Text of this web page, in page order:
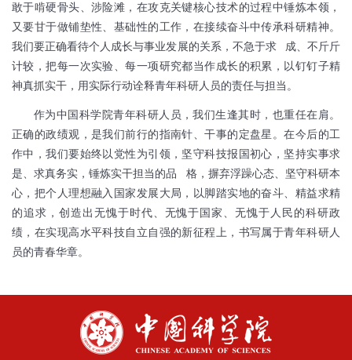
敢于啃硬骨头、涉险滩，在攻克关键核心技术的过程中锤炼本领，
又要甘于做铺垫性、基础性的工作，在接续奋斗中传承科研精神。
我们要正确看待个人成长与事业发展的关系，不急于求
成、不斤斤
计较，把每一次实验、每一项研究都当作成长的积累，以钉钉子精
神真抓实干，用实际行动诠释青年科研人员的责任与担当。
作为中国科学院青年科研人员，我们生逢其时，也重任在肩。
正确的政绩观，是我们前行的指南针、干事的定盘星。在今后的工
作中，我们要始终以党性为引领，坚守科技报国初心，坚持实事求
是、求真务实，锤炼实干担当的品
格，摒弃浮躁心态、坚守科研本
心，把个人理想融入国家发展大局，以脚踏实地的奋斗、精益求精
的追求，创造出无愧于时代、无愧于国家、无愧于人民的科研政
绩，在实现高水平科技自立自强的新征程上，书写属于青年科研人
员的青春华章。